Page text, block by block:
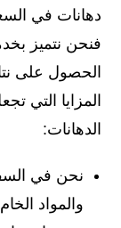
دهانات في
فنحن نتميز
الحصول على
المزايا التي
الدهانات:
نحن في
والمواد